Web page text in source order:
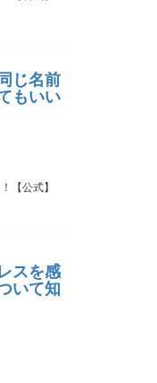
じ名前
もいい
【公式】
スを感
いて知